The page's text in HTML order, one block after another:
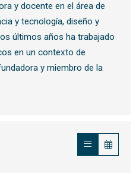
y docente en el área de
y tecnología, diseño y
últimos años ha trabajado
en un contexto de
y miembro de la